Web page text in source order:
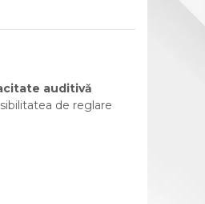
auditivă
de reglare